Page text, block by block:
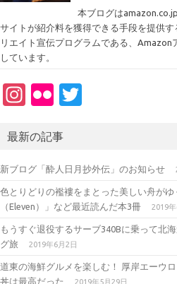
本ブログは
サイトが紹介料を獲得できる手段を提供
リエイト宣伝プログラムである、Amazon
しています。
In
a
gr
a
m
Fl
kr
te
r
最新の記事
新ブログ「酔人日月抄外伝」のお知らせ
色とりどりの襤褸をまとった美しい舟が
（Eleven）」など最近読んだ本3冊
2019
もうすぐ退役するサーブ340Bに乗って北
グ旅
2019年6月2日
道東の海鮮グルメを楽しむ！ 厚岸エーウ
丼は最高だった
2019年5月29日